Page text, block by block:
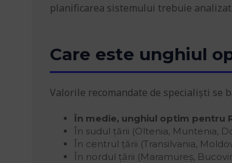
planificarea sistemului trebuie
Care este unghiul
Valorile recomandate de specialiști se
În medie, unghiul optim pentru
În sudul țării (Oltenia, Muntenia,
În centrul țării (Transilvania,
În nordul țării (Maramureș,